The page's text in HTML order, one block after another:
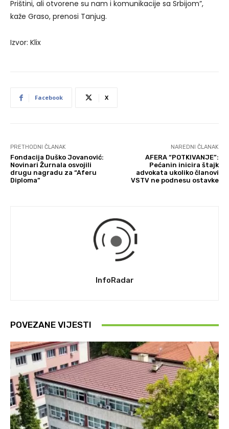
Prištini, ali otvorene su nam i komunikacije sa Srbijom”,
kaže Graso, prenosi Tanjug.
Izvor: Klix
Facebook X
PRETHODNI ČLANAK
Fondacija Duško Jovanović:
Novinari Žurnala osvojili
drugu nagradu za “Aferu
Diploma”
NAREDNI ČLANAK
AFERA “POTKIVANJE”:
Pećanin inicira štajk
advokata ukoliko članovi
VSTV ne podnesu ostavke
InfoRadar
POVEZANE VIJESTI